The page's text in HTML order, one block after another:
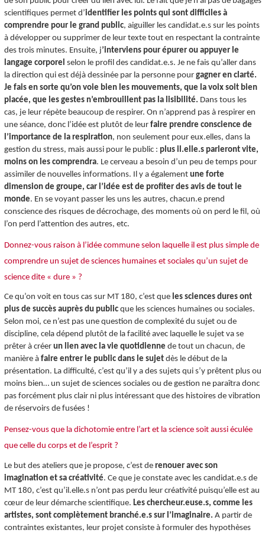
scientifiques permet d’identifier les points qui sont difficiles à
comprendre pour le grand public, aiguiller les candidat.e.s sur les points
à développer ou supprimer de leur texte tout en respectant la contrainte
des trois minutes. Ensuite, j’interviens pour épurer ou appuyer le
langage corporel selon le profil des candidat.e.s. Je ne fais qu’aller dans
la direction qui est déjà dessinée par la personne pour gagner en clarté.
Je fais en sorte qu’on voie bien les mouvements, que la voix soit bien
placée, que les gestes n’embrouillent pas la lisibilité. Dans tous les
cas, je leur répète beaucoup de respirer. On n’apprend pas à respirer en
une séance, donc l’idée est plutôt de leur faire prendre conscience de
l’importance de la respiration, non seulement pour eux.elles, dans la
gestion du stress, mais aussi pour le public : plus il.elle.s parleront vite,
moins on les comprendra. Le cerveau a besoin d’un peu de temps pour
assimiler de nouvelles informations. Il y a également une forte
dimension de groupe, car l’idée est de profiter des avis de tout le
monde. En se voyant passer les uns les autres, chacun.e prend
conscience des risques de décrochage, des moments où on perd le fil, où
l’on perd l’attention des autres, etc.
Donnez-vous raison à l’idée commune selon laquelle il est plus simple de
comprendre un sujet de sciences humaines et sociales qu’un sujet de
science dite « dure » ?
Ce qu’on voit en tous cas sur MT 180, c’est que les sciences dures ont
plus de succès auprès du publicque les sciences humaines ou sociales.
Selon moi, ce n’est pas une question de complexité du sujet ou de
discipline, cela dépend plutôt de la facilité avec laquelle le sujet va se
prêter à créer un lien avec la vie quotidienne de tout un chacun, de
manière àfaire entrer le public dans le sujet dès le début de la
présentation. La difficulté, c’est qu’il y a des sujets qui s’y prêtent plus ou
moins bien… un sujet de sciences sociales ou de gestion ne paraîtra donc
pas forcément plus clair ni plus intéressant que des histoires de vibration
de réservoirs de fusées !
Pensez-vous que la dichotomie entre l’art et la science soit aussi éculée
que celle du corps et de l’esprit ?
Le but des ateliers que je propose, c’est de renouer avec son
imagination et sa créativité. Ce que je constate avec les candidat.e.s de
MT 180, c’est qu’il.elle.s n’ont pas perdu leur créativité puisqu’elle est au
cœur de leur démarche scientifique. Les chercheur.euse.s, comme les
artistes, sont complètement branché.e.s sur l’imaginaire. A partir de
contraintes existantes, leur projet consiste à formuler des hypothèses